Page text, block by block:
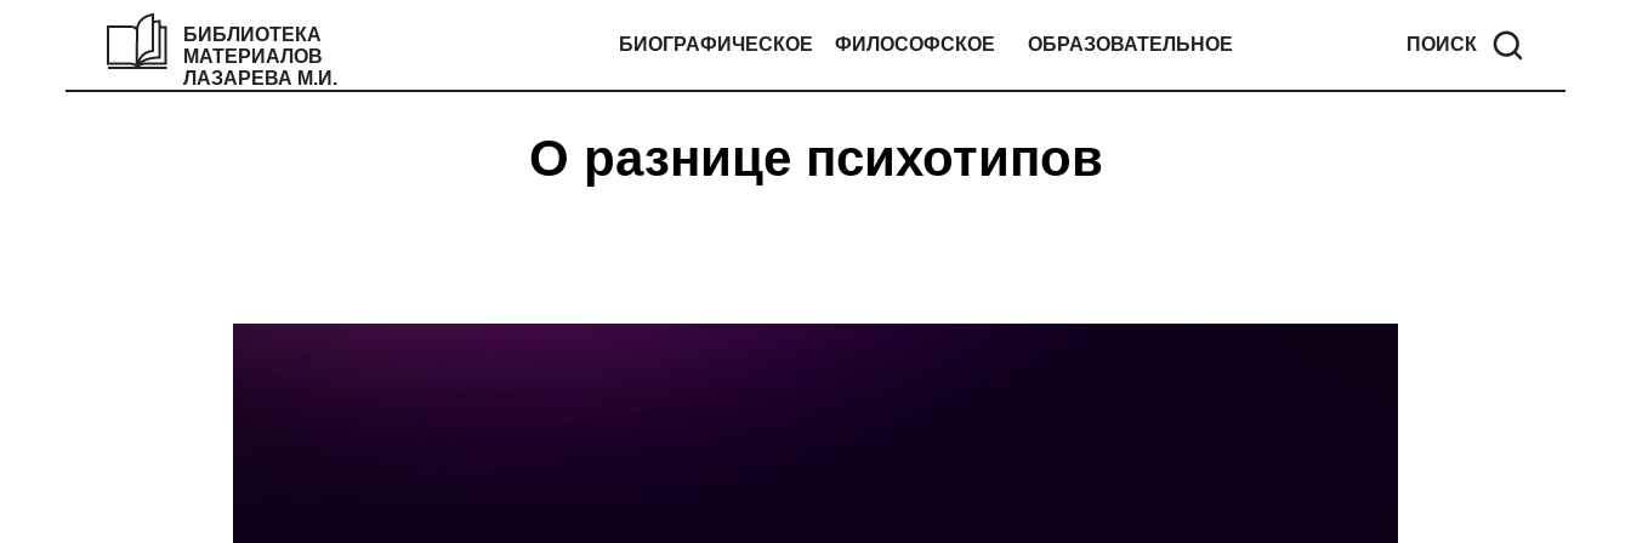
БИБЛИОТЕКА
МАТЕРИАЛОВ
ЛАЗАРЕВА М.И.
БИОГРАФИЧЕСКОЕ ФИЛОСОФСКОЕ ОБРАЗОВАТЕЛЬНОЕ ПОИСК
О разнице психотипов